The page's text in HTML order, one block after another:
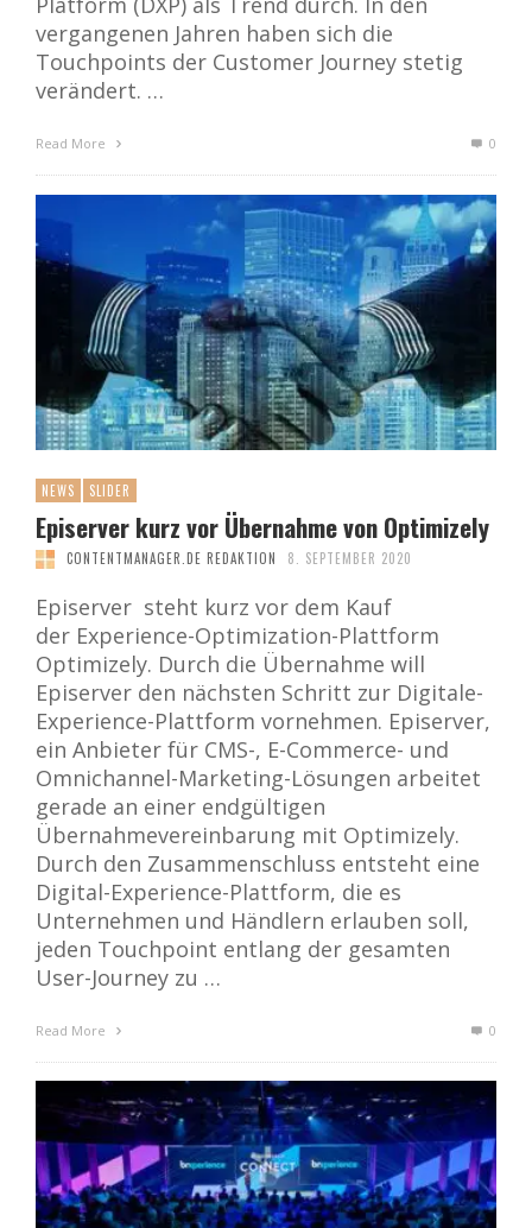
vergangenen Jahren haben sich die
Touchpoints der Customer Journey stetig
verändert. …
Read More 0
NEWS SLIDER
Episerver kurz vor Übernahme von Optimizely
CONTENTMANAGER.DE REDAKTION 8. SEPTEMBER 2020
Episerver steht kurz vor dem Kauf
der Experience-Optimization-Plattform
Optimizely. Durch die Übernahme will
Episerver den nächsten Schritt zur Digitale-
Experience-Plattform vornehmen. Episerver,
ein Anbieter für CMS-, E-Commerce- und
Omnichannel-Marketing-Lösungen arbeitet
gerade an einer endgültigen
Übernahmevereinbarung mit Optimizely.
Durch den Zusammenschluss entsteht eine
Digital-Experience-Plattform, die es
Unternehmen und Händlern erlauben soll,
jeden Touchpoint entlang der gesamten
User-Journey zu …
Read More 0